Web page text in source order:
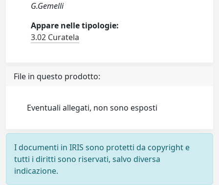
G.Gemelli
Appare nelle tipologie:
3.02 Curatela
File in questo prodotto:
Eventuali allegati, non sono esposti
I documenti in IRIS sono protetti da copyright e
tutti i diritti sono riservati, salvo diversa
indicazione.